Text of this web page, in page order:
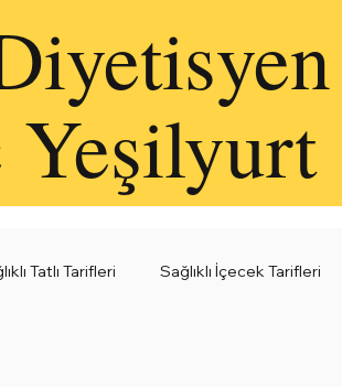
Yeşilyurt
Tatlı Tarifleri Sağlıklı İçecek Tarifleri